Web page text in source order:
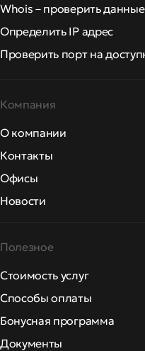
Whois – проверить
Определить IP адрес
Проверить порт на
Компания
О компании
Контакты
Офисы
Новости
Полезное
Стоимость услуг
Способы оплаты
Бонусная программа
Документы